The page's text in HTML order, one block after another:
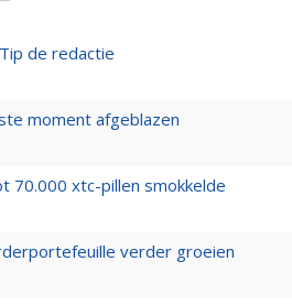
Tip de redactie
moment afgeblazen
70.000 xtc-pillen smokkelde
verder groeien